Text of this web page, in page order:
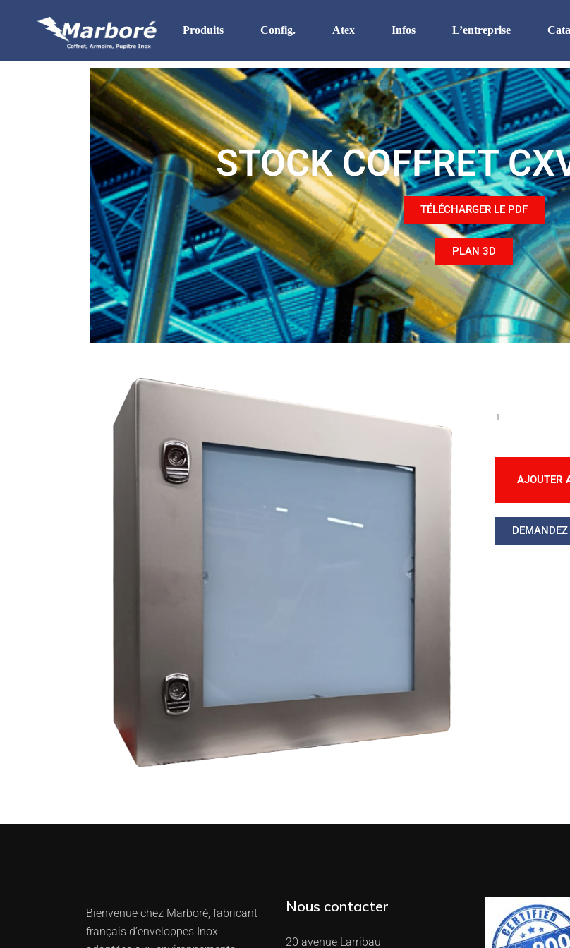
Produits
Stock Permanent
Boites & Boitiers Inox
Coffrets
Armoires
Pupitres
HD. IP 69K
Gamme UL
In Situ
Config. Atex
Atex
Enveloppe Inox Ex ec
Zone Ex eb
Zone Ex d
Zone Ex p
Infos
Certifications
RSE
Etanchéité
Les finitions
Le sur-mesure
Le thermique
L’entreprise
Organisation
Equipement
Recrutement
Histoire
STOCK COFFRET
TÉLÉCHARGER LE PDF
PLAN 3D
AJOUTER
Bienvenue chez Marboré, fabricant
français d’enveloppes Inox
Nous contacter
20 avenue Larribau